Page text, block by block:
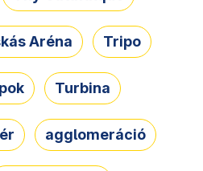
Aréna Tripo
Turbina
agglomeráció